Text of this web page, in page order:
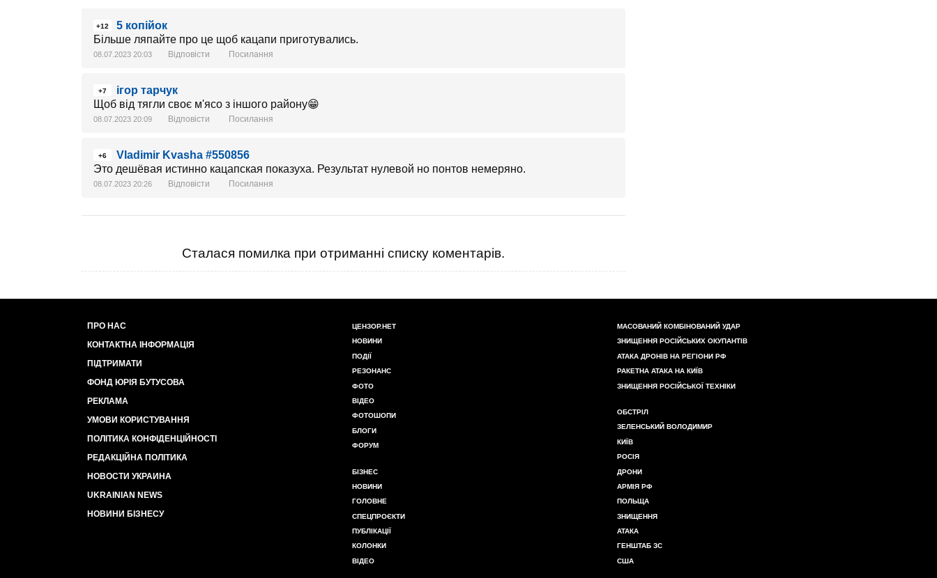
+12
5 копійок
Більше ляпайте про це щоб кацапи приготувались.
08.07.2023 20:03 Відповісти Посилання
+7
ігор тарчук
Щоб від тягли своє м'ясо з іншого району😁
08.07.2023 20:09 Відповісти Посилання
+6
Vladimir Kvasha #550856
Это дешёвая истинно кацапская показуха. Результат нулевой но понтов немеряно.
08.07.2023 20:26 Відповісти Посилання
Сталася помилка при отриманні списку коментарів.
ПРО НАС
КОНТАКТНА ІНФОРМАЦІЯ
ПІДТРИМАТИ
ФОНД ЮРІЯ БУТУСОВА
РЕКЛАМА
УМОВИ КОРИСТУВАННЯ
ПОЛІТИКА КОНФІДЕНЦІЙНОСТІ
РЕДАКЦІЙНА ПОЛІТИКА
НОВОСТИ УКРАИНА
UKRAINIAN NEWS
НОВИНИ БІЗНЕСУ
ЦЕНЗОР.НЕТ
НОВИНИ
ПОДІЇ
РЕЗОНАНС
ФОТО
ВІДЕО
ФОТОШОПИ
БЛОГИ
ФОРУМ
БІЗНЕС
НОВИНИ
ГОЛОВНЕ
СПЕЦПРОЄКТИ
ПУБЛІКАЦІЇ
КОЛОНКИ
ВІДЕО
МАСОВАНИЙ КОМБІНОВАНИЙ УДАР
ЗНИЩЕННЯ РОСІЙСЬКИХ ОКУПАНТІВ
АТАКА ДРОНІВ НА РЕГІОНИ РФ
РАКЕТНА АТАКА НА КИЇВ
ЗНИЩЕННЯ РОСІЙСЬКОЇ ТЕХНІКИ
ОБСТРІЛ
ЗЕЛЕНСЬКИЙ ВОЛОДИМИР
КИЇВ
РОСІЯ
ДРОНИ
АРМІЯ РФ
ПОЛЬЩА
ЗНИЩЕННЯ
АТАКА
ГЕНШТАБ ЗС
США